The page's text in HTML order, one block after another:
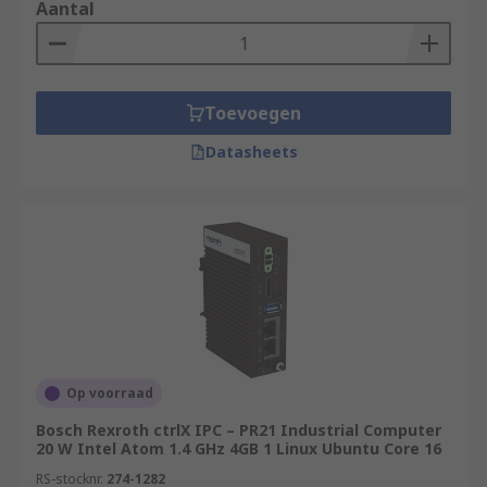
alternative cooling methods.
Applications of Industrial Computers
Industrial Computers are used in numerous
applications and industries that require rugged
components, Industrial Computers generally
have a longer lifespan than commercial or
that use Industrial Computers include:
Telecommunications
Broadcast
Military
Industrial
Aantal
Toevoegen
Datasheets
Op voorraad
Bosch Rexroth ctrlX IPC – PR21 Industrial Computer
20 W Intel Atom 1.4 GHz 4GB 1 Linux Ubuntu Core 16
RS-stocknr. 274-1282